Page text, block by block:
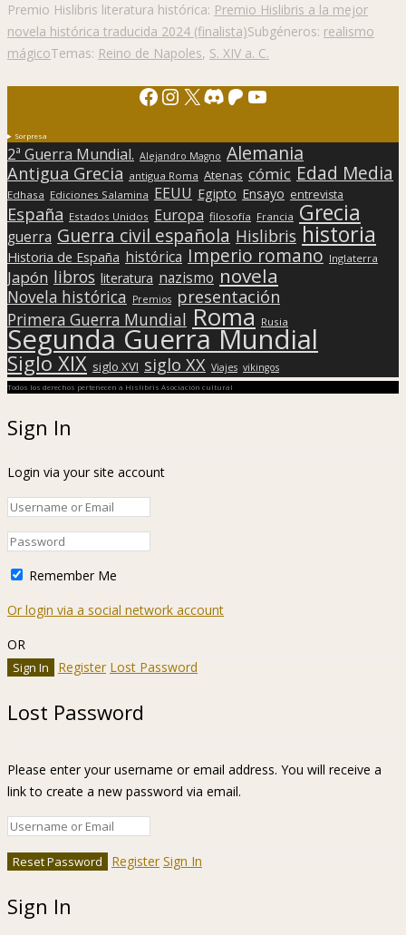
Premio Hislibris literatura histórica: Premio Hislibris a la mejor
novela histórica traducida 2024 (finalista)Subgéneros: realismo
mágicoTemas: Reino de Napoles, S. XIV a. C.
Facebook
Instagram
X Discord
Patreon
YouTube
Sorpresa
2ª Guerra Mundial. Alejandro Magno Alemania
Antigua Grecia antigua Roma Atenas cómic Edad Media
Edhasa Ediciones Salamina EEUU Egipto Ensayo entrevista
España Estados Unidos Europa filosofía Francia Grecia
guerra Guerra civil española Hislibris historia
Historia de España histórica Imperio romano Inglaterra
Japón libros literatura nazismo novela
Novela histórica Premios presentación
Primera Guerra Mundial Roma Rusia
Segunda Guerra Mundial
Siglo XIX siglo XVI siglo XX Viajes vikingos
Todos los derechos pertenecen a Hislibris Asociación cultural
Sign In
Login via your site account
Remember Me
Or login via a social network account
OR
Register Lost Password
Lost Password
Please enter your username or email address. You will receive a
link to create a new password via email.
Register Sign In
Sign In